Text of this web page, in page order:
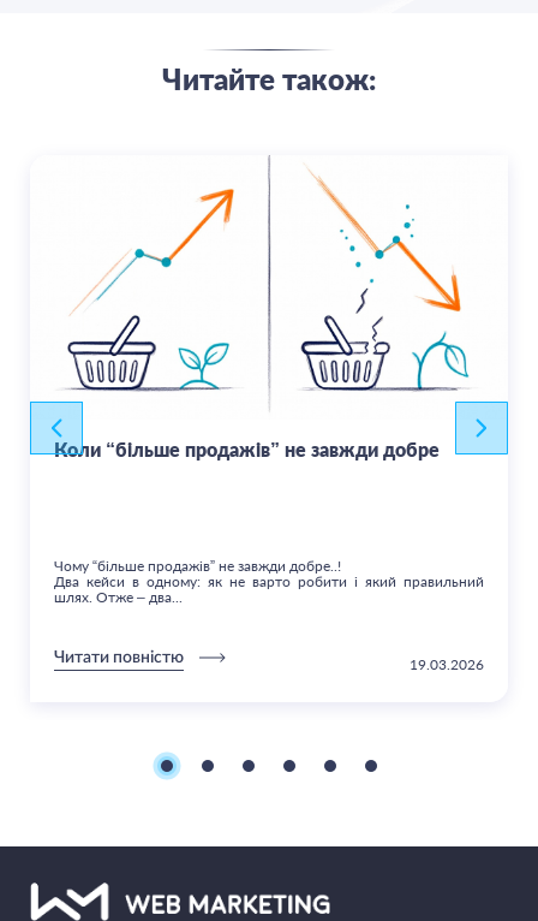
Читайте також:
Коли “більше продажів” не завжди добре
Чому “більше продажів” не завжди добре..!
Два кейси в одному: як не варто робити і який правильний
шлях. Отже – два...
Читати повністю 19.03.2026